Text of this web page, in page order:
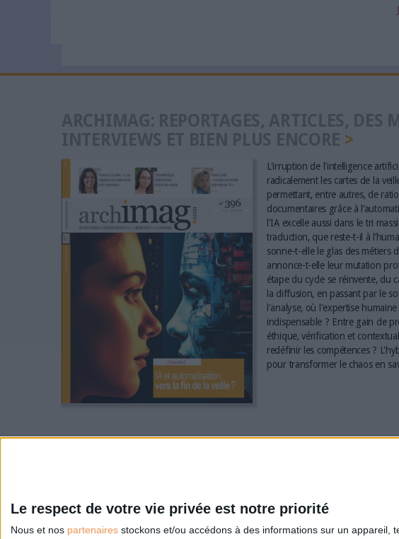
Le respect de votre vie privée est notre priorité
Nous et nos partenaires stockons et/ou accédons à des informations sur un appareil,
L'irruption de l'intelligence
radicalement les cartes de la
permettant, entre autres, de
documentaires grâce à
l'IA excelle aussi dans le tri
traduction, que reste-t-il à
sonne-t-elle le glas des métiers
annonce-t-elle leur mutation
étape du cycle se réinvente, du
la diffusion, en passant par le
l'analyse, où l'expertise
indispensable ? Entre gain de
éthique, vérification et
redéfinir les compétences ?
pour transformer le chaos en